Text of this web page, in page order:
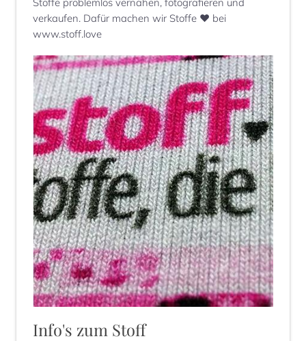
Stoffe problemlos vernähen, fotografieren und
verkaufen. Dafür machen wir Stoffe ♥ bei
www.stoff.love
Info's zum Stoff